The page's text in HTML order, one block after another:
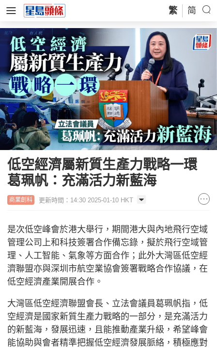
繁 简
低空經濟屬新質生產力戰略一環
葛珮帆：充滿活力新藍海
商業創科 更新時間：14:30 2025-01-10 HKT
是次低空峰會於港大舉行，期間港大與內地飛行空域
管理公司上和科技簽署合作備忘錄，擬於飛行空域管
理、人工智能、氣象等方面合作；此外大灣區低空經
濟聯盟亦與深圳市航空業協會簽署戰略合作協議，在
低空經濟產業開展合作。
大灣區低空經濟聯盟會長、立法會議員葛珮帆指，低
空經濟是國家新質生產力戰略的一部分，是充滿活力
的新藍海，發展迅速，且能推動產業升級，希望峰會
能協助與會者精準把握低空經濟發展脈絡，積極應對